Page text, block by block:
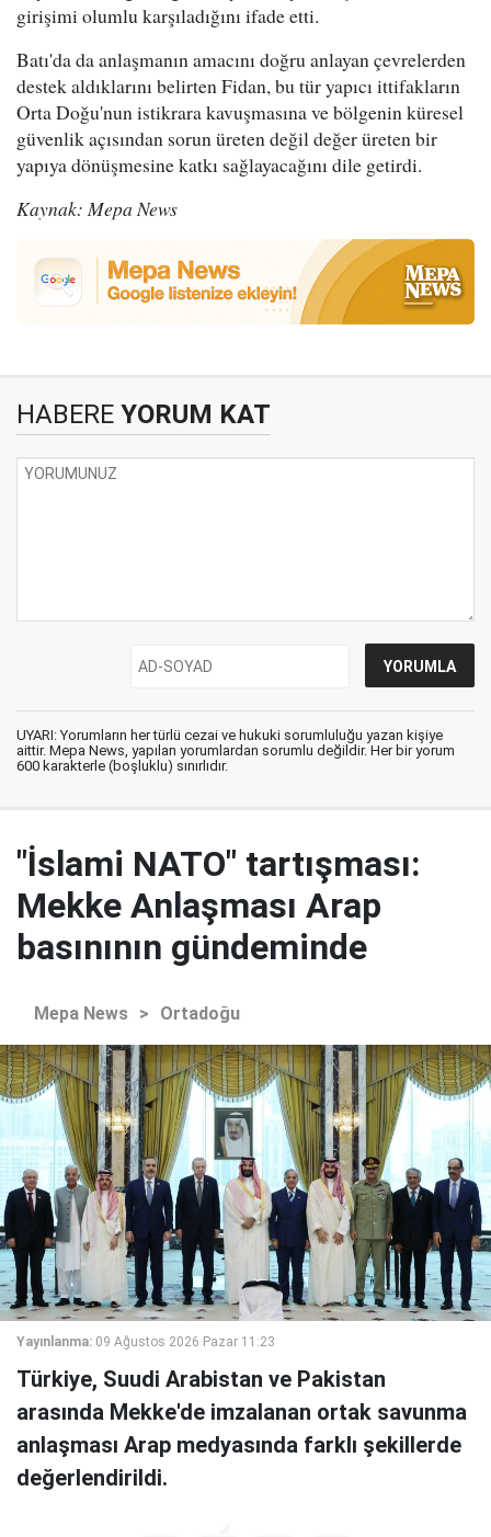
girişimi olumlu karşıladığını ifade etti.
Batı'da da anlaşmanın amacını doğru anlayan çevrelerden
destek aldıklarını belirten Fidan, bu tür yapıcı ittifakların
Orta Doğu'nun istikrara kavuşmasına ve bölgenin küresel
güvenlik açısından sorun üreten değil değer üreten bir
yapıya dönüşmesine katkı sağlayacağını dile getirdi.
Kaynak: Mepa News
HABERE YORUM KAT
UYARI: Yorumların her türlü cezai ve hukuki sorumluluğu yazan kişiye
aittir. Mepa News, yapılan yorumlardan sorumlu değildir. Her bir yorum
600 karakterle (boşluklu) sınırlıdır.
"İslami NATO" tartışması:
Mekke Anlaşması Arap
basınının gündeminde
Mepa News > Ortadoğu
Yayınlanma: 09 Ağustos 2026 Pazar 11:23
Türkiye, Suudi Arabistan ve Pakistan
arasında Mekke'de imzalanan ortak savunma
anlaşması Arap medyasında farklı şekillerde
değerlendirildi.